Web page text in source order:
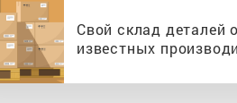
Свой склад деталей
известных